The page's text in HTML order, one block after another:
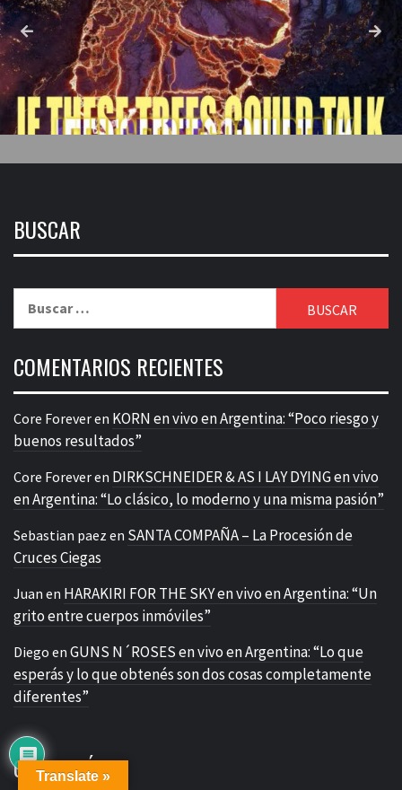
BUSCAR
COMENTARIOS RECIENTES
Core Foreveren KORN en vivo en Argentina: “Poco riesgo y
buenos resultados”
Core Foreveren DIRKSCHNEIDER & AS I LAY DYING en vivo
en Argentina: “Lo clásico, lo moderno y una misma pasión”
Sebastian paez en SANTA COMPAÑA – La Procesión de
Cruces Ciegas
Juan en HARAKIRI FOR THE SKY en vivo en Argentina: “Un
grito entre cuerpos inmóviles”
Diego en GUNS N´ROSES en vivo en Argentina: “Lo que
esperás y lo que obtenés son dos cosas completamente
diferentes”
CATEGORÍAS
Translate »